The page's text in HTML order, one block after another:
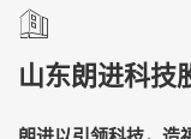
山东朗进科技